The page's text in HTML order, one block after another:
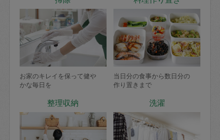
お家のキレイを保って健や
かな毎日を
当日分の食事から数日分の
作り置きまで
整理収納 洗濯